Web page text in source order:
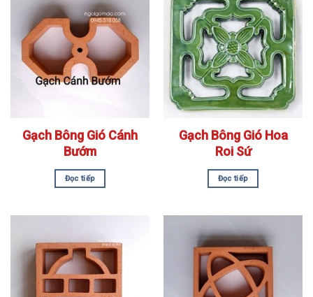
Gạch Bông Gió Cánh
Bướm
Đọc tiếp
Gạch Bông Gió Hoa
Roi Sứ
Đọc tiếp